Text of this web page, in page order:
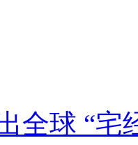
全球 “宅